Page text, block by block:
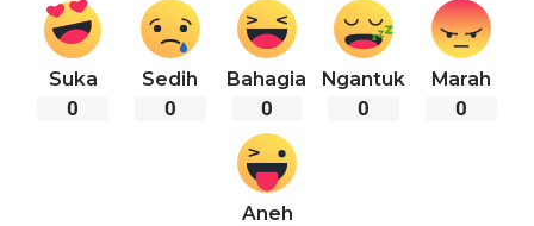
Suka
0
Sedih
0
Bahagia
0
Ngantuk
0
Marah
0
Aneh